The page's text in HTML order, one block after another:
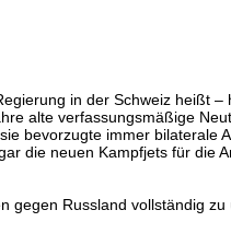
in der Schweiz heißt
alte verfassungsmäßige
bevorzugte immer bilaterale
die neuen Kampfjets für die
Russland vollständig